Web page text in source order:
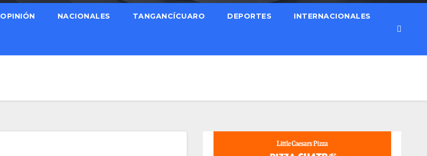
OPINIÓN NACIONALES TANGANCÍCUARO DEPORTES INTERNACIONALES